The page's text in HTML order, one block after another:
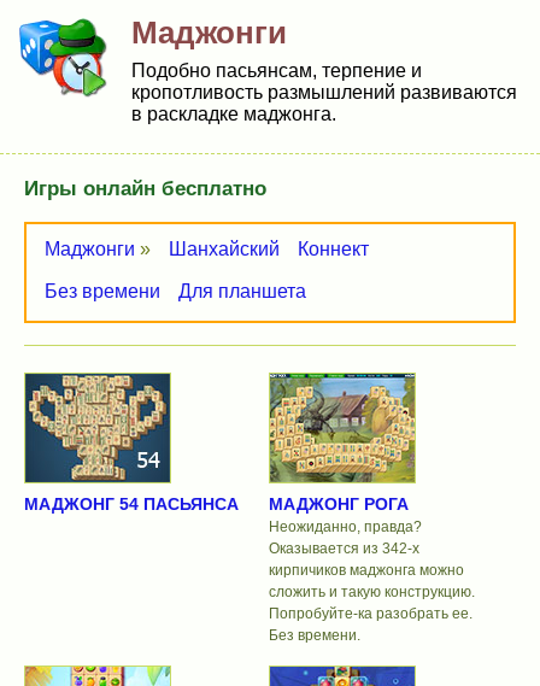
Маджонги
Подобно пасьянсам, терпение и
кропотливость размышлений развиваются
в раскладке маджонга.
Игры онлайн бесплатно
Маджонги » Шанхайский Коннект
Без времени Для планшета
МАДЖОНГ 54 ПАСЬЯНСА МАДЖОНГ РОГА
Неожиданно, правда?
Оказывается из 342-х
кирпичиков маджонга можно
сложить и такую конструкцию.
Попробуйте-ка разобрать ее.
Без времени.